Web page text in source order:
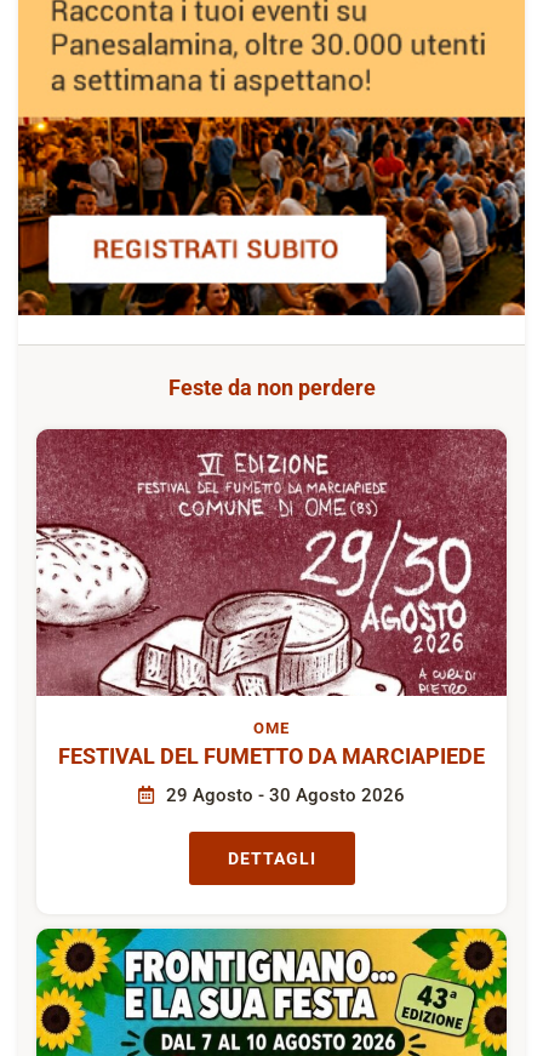
Feste da non perdere
OME
FESTIVAL DEL FUMETTO DA MARCIAPIEDE
29 Agosto - 30 Agosto 2026
DETTAGLI